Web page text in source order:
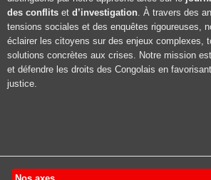
des conflits et d’investigation. À travers des
tensions sociales et des enquêtes rigoureuses,
éclairer les citoyens sur des enjeux complexes,
solutions concrètes aux crises. Notre mission
et défendre les droits des Congolais en
justice.